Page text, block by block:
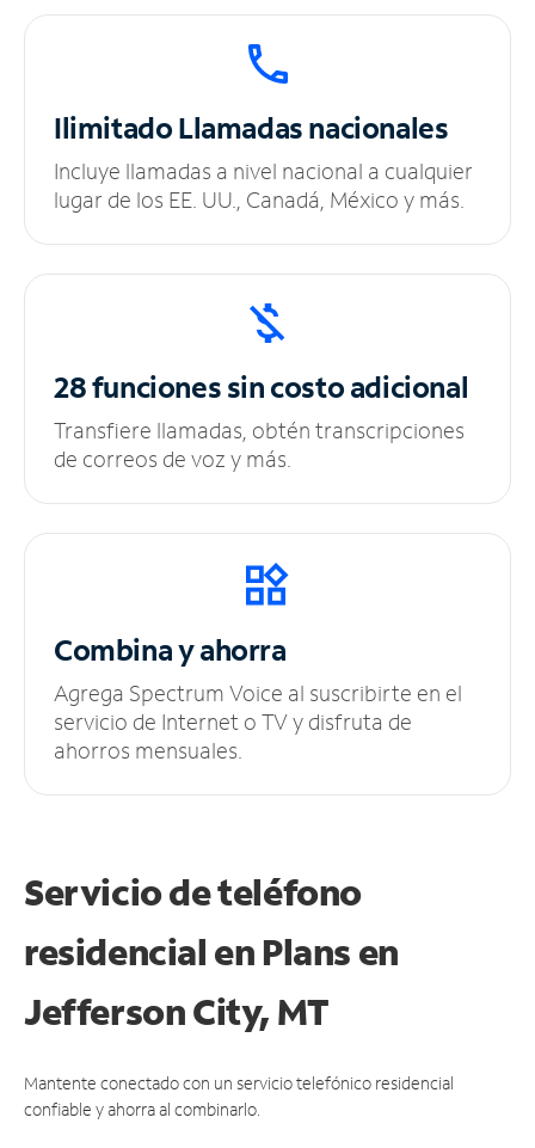
IlimitadoLlamadas nacionales
Incluye llamadas a nivel nacional a cualquier
lugar de los EE. UU., Canadá, México y más.
28 funciones sincosto adicional
Transfiere llamadas, obtén transcripciones
de correos de voz y más.
Combina y ahorra
Agrega Spectrum Voice al suscribirte en el
servicio de Internet o TV y disfruta de
ahorros mensuales.
Servicio de teléfono
residencial en Plans en
Jefferson City, MT
Mantente conectado con un servicio telefónico residencial
confiable y ahorra al combinarlo.